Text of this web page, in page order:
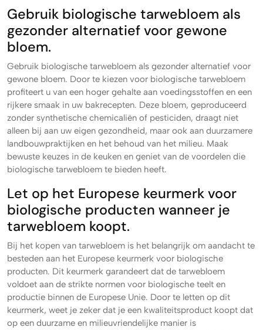
Gebruik biologische tarwebloem als
gezonder alternatief voor gewone
bloem.
Gebruik biologische tarwebloem als gezonder alternatief voor
gewone bloem. Door te kiezen voor biologische tarwebloem
profiteert u van een hoger gehalte aan voedingsstoffen en een
rijkere smaak in uw bakrecepten. Deze bloem, geproduceerd
zonder synthetische chemicaliën of pesticiden, draagt niet
alleen bij aan uw eigen gezondheid, maar ook aan duurzamere
landbouwpraktijken en het behoud van het milieu. Maak
bewuste keuzes in de keuken en geniet van de voordelen die
biologische tarwebloem te bieden heeft.
Let op het Europese keurmerk voor
biologische producten wanneer je
tarwebloem koopt.
Bij het kopen van tarwebloem is het belangrijk om aandacht te
besteden aan het Europese keurmerk voor biologische
producten. Dit keurmerk garandeert dat de tarwebloem
voldoet aan de strikte normen voor biologische teelt en
productie binnen de Europese Unie. Door te letten op dit
keurmerk, weet je zeker dat je een kwaliteitsproduct koopt dat
op een duurzame en milieuvriendelijke manier is